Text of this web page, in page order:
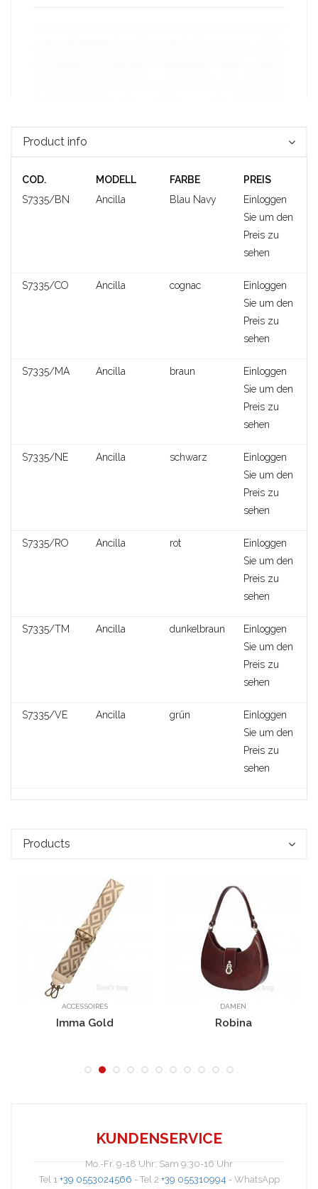
Product info
COD. MODELL FARBE
PREIS
S7335/BN
Ancilla Blau Navy
Einloggen
Sie um den
Preis zu
sehen
S7335/CO Ancilla cognac
Einloggen
Sie um den
Preis zu
sehen
S7335/MA Ancilla braun
Einloggen
Sie um den
Preis zu
sehen
S7335/NE Ancilla schwarz
Einloggen
Sie um den
Preis zu
sehen
S7335/RO Ancilla rot
Einloggen
Sie um den
Preis zu
sehen
S7335/TM Ancilla dunkelbraun
Einloggen
Sie um den
Preis zu
sehen
S7335/VE Ancilla grün
Einloggen
Sie um den
Preis zu
sehen
Products
ACCESSOIRES
Imma Gold
DAMEN
Robina
KUNDENSERVICE
Mo.-Fr. 9-18 Uhr; Sam 9:30-16 Uhr
Tel 1 +39 0553024566 - Tel 2 +39 055310994 - WhatsApp